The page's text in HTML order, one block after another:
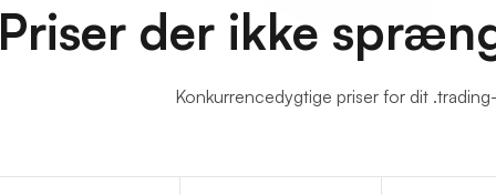
Priser der ikke
Konkurrencedygtige priser for dit